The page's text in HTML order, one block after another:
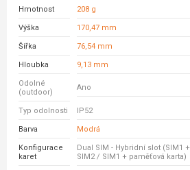
Hmotnost 208 g
Výška 170,47 mm
Šířka 76,54 mm
Hloubka 9,13 mm
Odolné
(outdoor)
Ano
Typ odolnosti IP52
Barva Modrá
Konfigurace
karet
Dual SIM - Hybridní slot (SIM1 +
SIM2 / SIM1 + paměťová karta)